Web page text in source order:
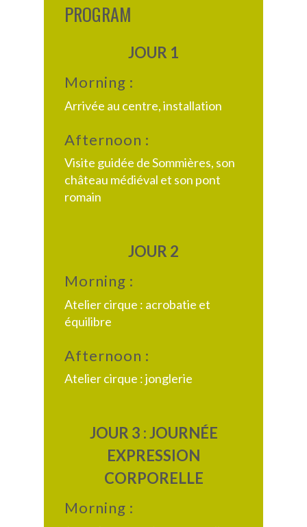
PROGRAM
JOUR 1
Morning :
Arrivée au centre, installation
Afternoon :
Visite guidée de Sommières, son
château médiéval et son pont
romain
JOUR 2
Morning :
Atelier cirque : acrobatie et
équilibre
Afternoon :
Atelier cirque : jonglerie
JOUR 3 : JOURNÉE
EXPRESSION
CORPORELLE
Morning :